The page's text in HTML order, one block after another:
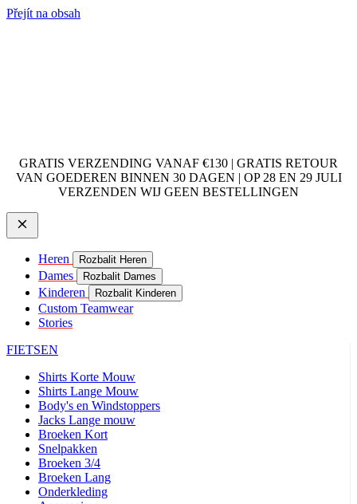
Přejít na obsah
GRATIS VERZENDING VANAF €130 | GRATIS RETOUR
VAN GOEDEREN BINNEN 30 DAGEN | OP 28 EN 29 JULI
VERZENDEN WIJ GEEN BESTELLINGEN
Heren Rozbalit Heren
Dames Rozbalit Dames
Kinderen Rozbalit Kinderen
Custom Teamwear
Stories
FIETSEN
Shirts Korte Mouw
Shirts Lange Mouw
Body's en Windstoppers
Jacks Lange mouw
Broeken Kort
Snelpakken
Broeken 3/4
Broeken Lang
Onderkleding